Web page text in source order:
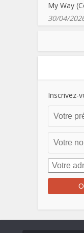
My Way
30/04/
Inscrivez-